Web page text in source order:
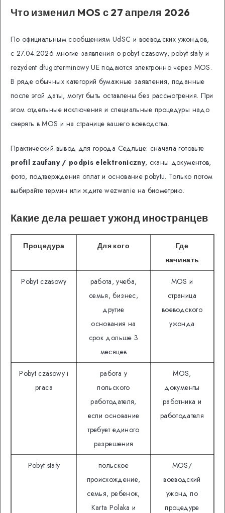
Что изменил MOS с 27 апреля 2026
По официальным сообщениям UdSC и воеводских ужондов,
с 27.04.2026 многие заявления о pobyt czasowy, pobyt stały и
rezydent długoterminowy UE подаются электронно через MOS.
В ряде обычных категорий бумажные заявления, поданные
после этой даты, могут быть оставлены без рассмотрения. При
этом отдельные исключения и специальные процедуры надо
сверять в MOS и на странице вашего воеводства.
Практический вывод для города Седльце: сначала готовьте
profil zaufany / podpis elektroniczny, сканы документов,
фото, подтверждения оплат и основание pobytu. Только потом
выбирайте термин или ждите wezwanie на биометрию.
Какие дела решает ужонд иностранцев
Процедура Для кого
Где
начинать
Pobyt czasowy
работа, учеба,
семья, бизнес,
другие
основания на
срок дольше 3
месяцев
MOS и
страница
воеводского
ужонда
Pobyt czasowy i
praca
работа у
польского
работодателя,
если основание
требует единого
разрешения
MOS,
документы
работника и
работодателя
Pobyt stały
польское
происхождение,
семья, ребенок,
Кarta Polaka и
MOS/
воеводский
ужонд по
процедуре